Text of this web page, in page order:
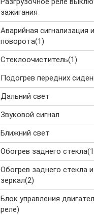
зажигания
Аварийная сигнализация
поворота(1)
Стеклоочиститель(1)
Подогрев передних
Дальний свет
Звуковой сигнал
Ближний свет
Обогрев заднего
Обогрев заднего стекла
зеркал(2)
Блок управления
реле)